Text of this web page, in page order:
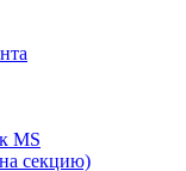
MS
секцию)